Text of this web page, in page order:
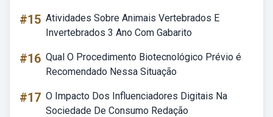
#15 Atividades Sobre Animais Vertebrados E
Invertebrados 3 Ano Com Gabarito
#16 Qual O Procedimento Biotecnológico Prévio é
Recomendado Nessa Situação
#17 O Impacto Dos Influenciadores Digitais Na
Sociedade De Consumo Redação